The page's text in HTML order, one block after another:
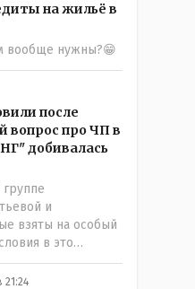
на жильё в
вообще нужны?😁
после
вопрос про ЧП в
добивалась
и
взяты на особый
в это
Вы
нет. Этот
21:24